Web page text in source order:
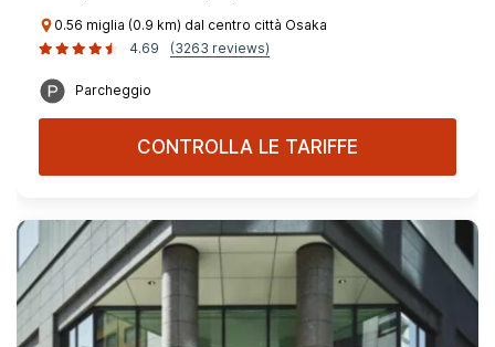
0.56 miglia (0.9 km) dal centro città Osaka
4.69
(3263 reviews)
Parcheggio
CONTROLLA LE TARIFFE